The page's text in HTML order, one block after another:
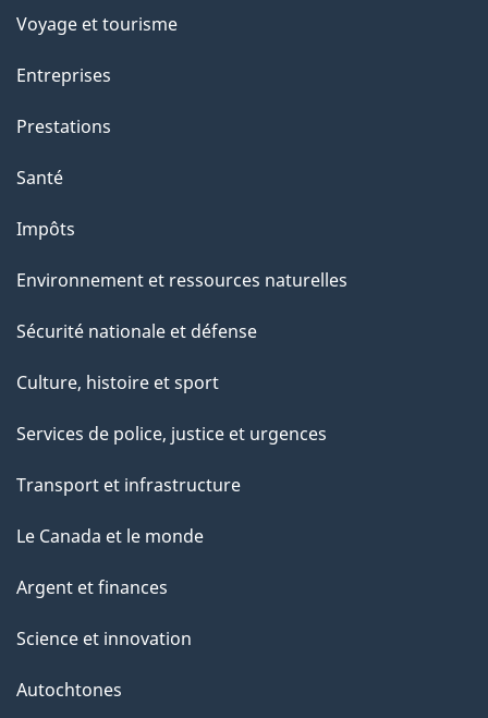
e
t
e
p
g
e
Voyage et tourisme
Entreprises
Prestations
Santé
Impôts
Environnement et ressources naturelles
Sécurité nationale et défense
Culture, histoire et sport
Services de police, justice et urgences
Transport et infrastructure
Le Canada et le monde
Argent et finances
Science et innovation
Autochtones